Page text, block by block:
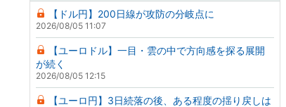
【ドル円】200日線が攻防の分岐点に
2026/08/05 11:07
【ユーロドル】一目・雲の中で方向感を探る展開
が続く
2026/08/05 12:15
【ユーロ円】3日続落の後、ある程度の揺り戻しは